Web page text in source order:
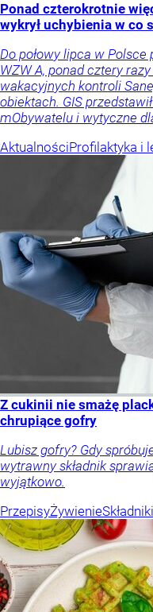
Ponad czterokrotnie
wykrył uchybienia w co
Do połowy lipca w
WZW A, ponad cztery
wakacyjnych kontroli
obiektach. GIS
mObywatelu i wytyczne
AktualnościProfilaktyka i
Z cukinii nie smażę
chrupiące gofry
Lubisz gofry? Gdy
wytrawny składnik
wyjątkowo.
PrzepisyŻywienie